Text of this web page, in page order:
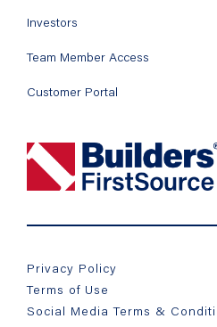
Investors
Team Member Access
Customer Portal
Privacy Policy
Terms of Use
Social Media Terms &